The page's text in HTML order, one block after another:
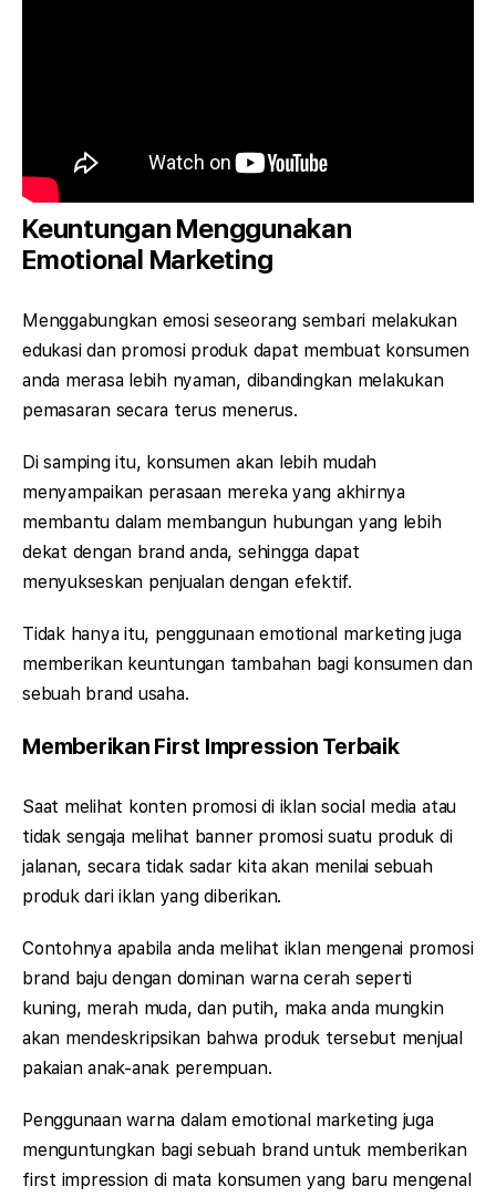
Keuntungan Menggunakan
Emotional Marketing
Menggabungkan emosi seseorang sembari melakukan
edukasi dan promosi produk dapat membuat konsumen
anda merasa lebih nyaman, dibandingkan melakukan
pemasaran secara terus menerus.
Di samping itu, konsumen akan lebih mudah
menyampaikan perasaan mereka yang akhirnya
membantu dalam membangun hubungan yang lebih
dekat dengan brand anda, sehingga dapat
menyukseskan penjualan dengan efektif.
Tidak hanya itu, penggunaan emotional marketing juga
memberikan keuntungan tambahan bagi konsumen dan
sebuah brand usaha.
Memberikan First Impression Terbaik
Saat melihat konten promosi di iklan social media atau
tidak sengaja melihat banner promosi suatu produk di
jalanan, secara tidak sadar kita akan menilai sebuah
produk dari iklan yang diberikan.
Contohnya apabila anda melihat iklan mengenai promosi
brand baju dengan dominan warna cerah seperti
kuning, merah muda, dan putih, maka anda mungkin
akan mendeskripsikan bahwa produk tersebut menjual
pakaian anak-anak perempuan.
Penggunaan warna dalam emotional marketing juga
menguntungkan bagi sebuah brand untuk memberikan
first impression di mata konsumen yang baru mengenal